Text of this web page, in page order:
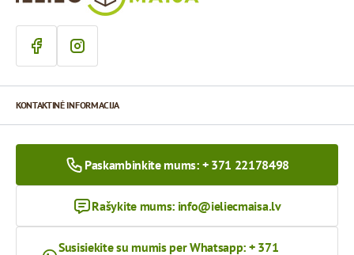
KONTAKTINĖ INFORMACIJA
Paskambinkite mums: + 371 22178498
Rašykite mums: info@ieliecmaisa.lv
Susisiekite su mumis per Whatsapp: + 371